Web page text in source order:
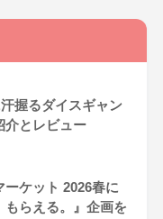
握るダイスギャン
介とレビュー
ーケット 2026春に
らえる。』企画を